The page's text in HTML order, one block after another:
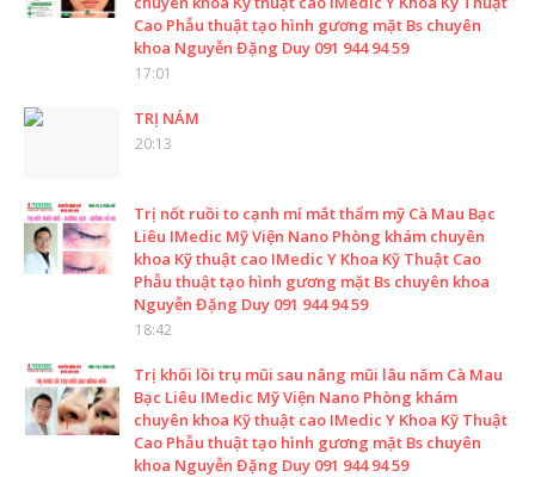
Cao Phẫu thuật tạo hình gương mặt Bs chuyên
khoa Nguyễn Đặng Duy 091 944 94 59
17:01
TRỊ NÁM
20:13
Trị nốt ruồi to cạnh mí mắt thẩm mỹ Cà Mau Bạc
Liêu IMedic Mỹ Viện Nano Phòng khám chuyên
khoa Kỹ thuật cao IMedic Y Khoa Kỹ Thuật Cao
Phẫu thuật tạo hình gương mặt Bs chuyên khoa
Nguyễn Đặng Duy 091 944 94 59
18:42
Trị khối lồi trụ mũi sau nâng mũi lâu năm Cà Mau
Bạc Liêu IMedic Mỹ Viện Nano Phòng khám
chuyên khoa Kỹ thuật cao IMedic Y Khoa Kỹ Thuật
Cao Phẫu thuật tạo hình gương mặt Bs chuyên
khoa Nguyễn Đặng Duy 091 944 94 59